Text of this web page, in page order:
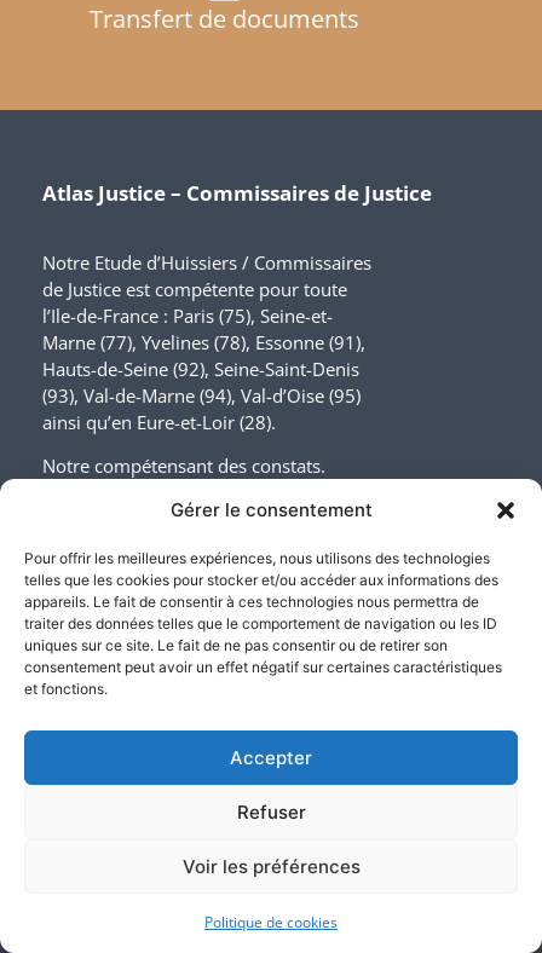
Gérer le consentement
Pour offrir les meilleures expériences, nous utilisons des technologies
telles que les cookies pour stocker et/ou accéder aux informations des
appareils. Le fait de consentir à ces technologies nous permettra de
traiter des données telles que le comportement de navigation ou les ID
uniques sur ce site. Le fait de ne pas consentir ou de retirer son
consentement peut avoir un effet négatif sur certaines caractéristiques
et fonctions.
Accepter
Refuser
Voir les préférences
Politique de cookies
Transfert de documents
Atlas Justice – Commissaires de Justice
Notre Etude d’Huissiers / Commissaires
de Justice est compétente pour toute
l’Ile-de-France : Paris (75), Seine-et-
Marne (77), Yvelines (78), Essonne (91),
Hauts-de-Seine (92), Seine-Saint-Denis
(93), Val-de-Marne (94), Val-d’Oise (95)
ainsi qu’en Eure-et-Loir (28).
Notre compétensant des constats.
N’hésitez pas à nous contacter !
Les avis présentés ont été rédigés par de vrais clients Atlas justice. Ils
ont été collectés par le tiers de confiance Custplace, certifié NF
Service « Avis en ligne » garantissant la transparence dans le
processus de collecte, de modération et de restitution des avis.
Nos compétences d’Huissiers